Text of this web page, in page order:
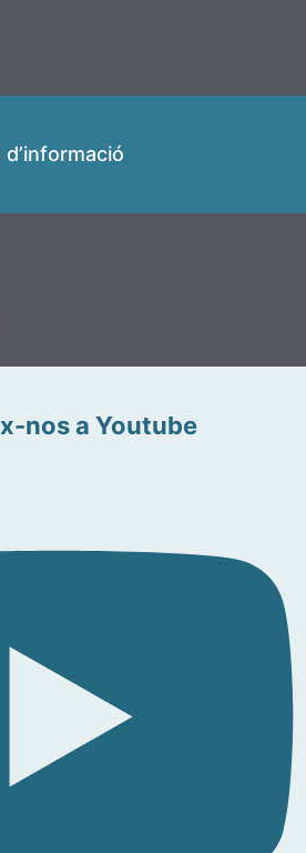
nos a Youtube